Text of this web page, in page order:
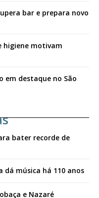
bar e prepara novo
higiene motivam
em destaque no São
bater recorde de
dá música há 110 anos
e Nazaré